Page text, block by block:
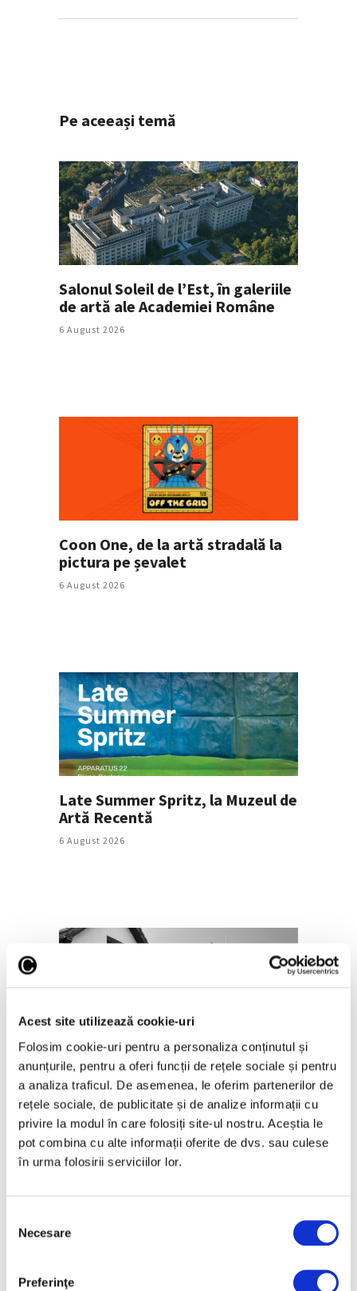
Acest site utilizează cookie-uri
Folosim cookie-uri pentru a personaliza conținutul și
anunțurile, pentru a oferi funcții de rețele sociale și pentru
a analiza traficul. De asemenea, le oferim partenerilor de
rețele sociale, de publicitate și de analize informații cu
privire la modul în care folosiți site-ul nostru. Aceștia le
pot combina cu alte informații oferite de dvs. sau culese
în urma folosirii serviciilor lor.
consimțământului
Necesare
Preferinţe
Pe aceeași temă
Salonul Soleil de l’Est, în galeriile
de artă ale Academiei Române
6 August 2026
Coon One, de la artă stradală la
pictura pe șevalet
6 August 2026
Late Summer Spritz, la Muzeul de
Artă Recentă
6 August 2026
Nou spațiu dedicat artei
contemporane, educației și
comunității, la Timișoara
5 August 2026